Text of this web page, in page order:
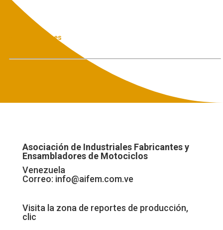
« Ver Anteriores
Asociación de Industriales Fabricantes y
Ensambladores de Motociclos
Venezuela
Correo: info@aifem.com.ve
Visita la zona de reportes de producción,
clic